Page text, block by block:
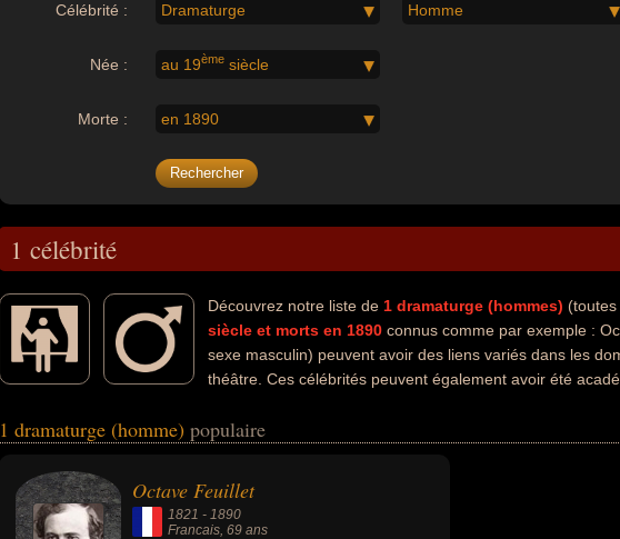
Célébrité : Dramaturge Homme
Née : au 19ème siècle
Morte : en 1890
1 célébrité
Découvrez notre liste de 1 dramaturge (hommes)
siècle et morts en 1890 connus comme par exemple :
sexe masculin) peuvent avoir des liens variés dans les
théâtre. Ces célébrités peuvent également avoir été
1 dramaturge (homme) populaire
Octave Feuillet
1821 - 1890
Francais, 69 ans